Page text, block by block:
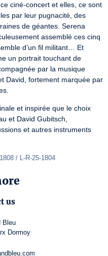
ciné-concert et elles, ce sont
par leur pugnacité, des
de géantes. Serena
assemblé ces cinq
d’un fil militant… Et
un portrait touchant de
par la musique
David, fortement marquée par
et inspirée que le choix
et David Gubitsch,
et autres instruments
/ L-R-25-1804
us
Bleu
Dormoy